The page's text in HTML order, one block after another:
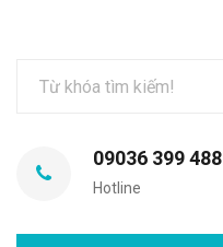
09036 399 488
Hotline